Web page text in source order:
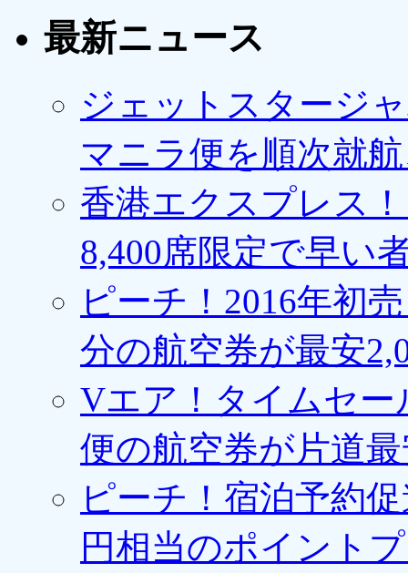
最新ニュース
ジェットスタージ
マニラ便を順次就
香港エクスプレス
8,400席限定で早い
ピーチ！2016年初
分の航空券が最安
Vエア！タイムセー
便の航空券が片道最
ピーチ！宿泊予約
円相当のポイント